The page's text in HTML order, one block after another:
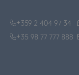
+359 2 404 97 34
+35 98 77 777 888